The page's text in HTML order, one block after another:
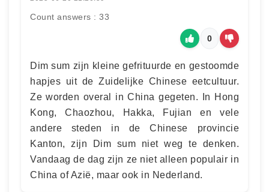
Count answers : 33
0
Dim sum zijn kleine gefrituurde en gestoomde
hapjes uit de Zuidelijke Chinese eetcultuur.
Ze worden overal in China gegeten. In Hong
Kong, Chaozhou, Hakka, Fujian en vele
andere steden in de Chinese provincie
Kanton, zijn Dim sum niet weg te denken.
Vandaag de dag zijn ze niet alleen populair in
China of Azië, maar ook in Nederland.